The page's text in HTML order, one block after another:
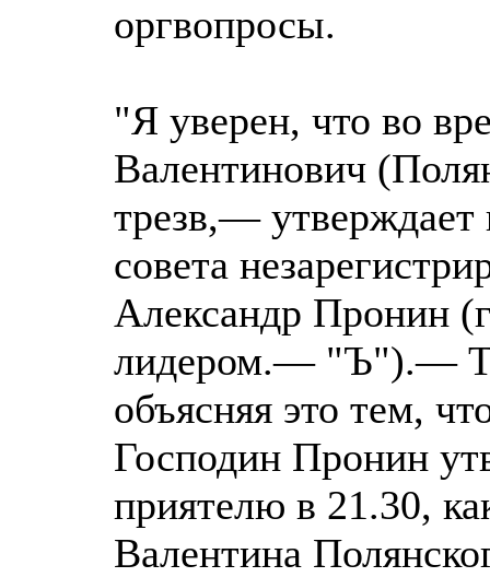
оргвопросы.
"Я уверен, что во
Валентинович
трезв,— утверждает
совета
Александр Пронин
лидером.— "Ъ").—
объясняя это тем,
Господин Пронин
приятелю в 21.30,
Валентина